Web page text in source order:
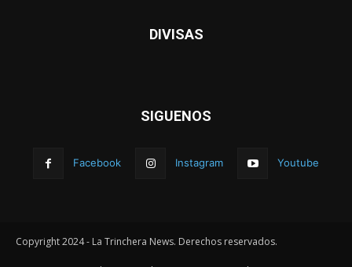
DIVISAS
SIGUENOS
Facebook Instagram Youtube
Copyright 2024 - La Trinchera News. Derechos reservados.